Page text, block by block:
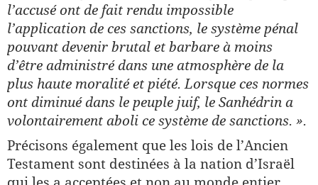
l’accusé ont de fait rendu impossible
l’application de ces sanctions, le système pénal
pouvant devenir brutal et barbare à moins
d’être administré dans une atmosphère de la
plus haute moralité et piété. Lorsque ces normes
ont diminué dans le peuple juif, le Sanhédrin a
volontairement aboli ce système de sanctions. ».
Précisons également que les lois de l’Ancien
Testament sont destinées à la nation d’Israël